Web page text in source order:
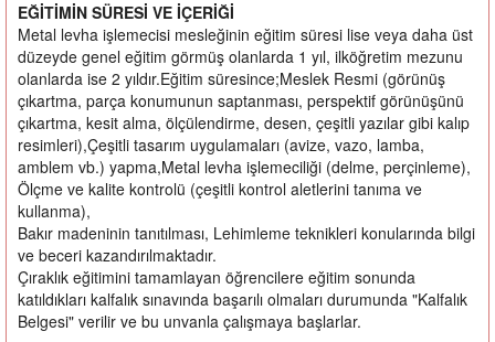
EĞİTİMİN SÜRESİ VE İÇERİĞİ
Metal levha işlemecisi mesleğinin eğitim süresi lise veya daha üst
düzeyde genel eğitim görmüş olanlarda 1 yıl, ilköğretim mezunu
olanlarda ise 2 yıldır.Eğitim süresince;Meslek Resmi (görünüş
çıkartma, parça konumunun saptanması, perspektif görünüşünü
çıkartma, kesit alma, ölçülendirme, desen, çeşitli yazılar gibi kalıp
resimleri),Çeşitli tasarım uygulamaları (avize, vazo, lamba,
amblem vb.) yapma,Metal levha işlemeciliği (delme, perçinleme),
Ölçme ve kalite kontrolü (çeşitli kontrol aletlerini tanıma ve
kullanma),
Bakır madeninin tanıtılması, Lehimleme teknikleri konularında bilgi
ve beceri kazandırılmaktadır.
Çıraklık eğitimini tamamlayan öğrencilere eğitim sonunda
katıldıkları kalfalık sınavında başarılı olmaları durumunda "Kalfalık
Belgesi" verilir ve bu unvanla çalışmaya başlarlar.